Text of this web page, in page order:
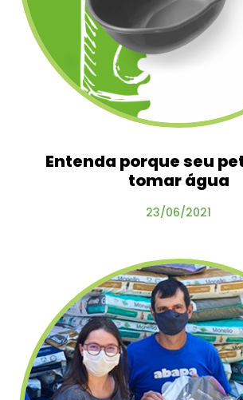
Entenda porque seu
tomar água
23/06/2021